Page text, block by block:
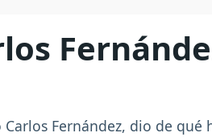
Fernández, dio de